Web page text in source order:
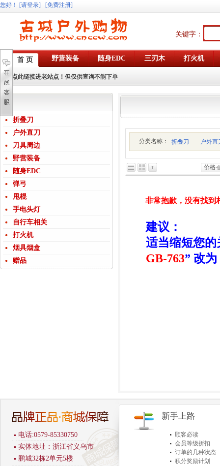
您好 ！ [请登录] [免费注册]
关键字：
首 页 野营装备 随身EDC 三刃木 打火机
点此链接进老站点！但仅供查询不能下单
折叠刀
户外直刀
刀具周边
野营装备
随身EDC
弹弓
甩棍
手电头灯
自行车相关
打火机
烟具烟盒
赠品
分类名称： 折叠刀 户外直
价格
非常抱歉，没有找到
建议：
适当缩短您
GB-763” 改为
电话:0579-85330750
实体地址：浙江省义乌市
鹏城32栋2单元5楼
新手上路
顾客必读
会员等级折扣
订单的几种状态
积分奖励计划